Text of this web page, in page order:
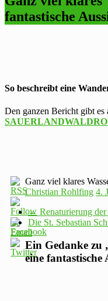
fantastische
So beschreibt eine
Den ganzen Bericht gibt es
Ganz viel klares
Christian Rohlfing 4.
← Renaturierung
Die St. Sebastian
Ein Gedanke zu
eine fantastische